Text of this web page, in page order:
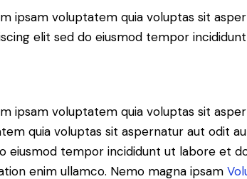
ipsam voluptatem quia voluptas sit
elit sed do eiusmod tempor
ipsam voluptatem quia voluptas sit
quia voluptas sit aspernatur aut odit
eiusmod tempor incididunt ut labore et
enim ullamco. Nemo magna ipsam